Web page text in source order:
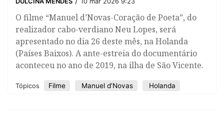
O filme “Manuel d’Novas-Coração de Poeta”, do
realizador cabo-verdiano Neu Lopes, será
apresentado no dia 26 deste mês, na Holanda
(Países Baixos). A ante-estreia do documentário
aconteceu no ano de 2019, na ilha de São Vicente.
Tópicos Filme Manuel d’Novas Holanda